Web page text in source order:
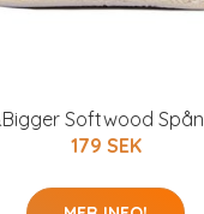
Softwood Spån
179 SEK